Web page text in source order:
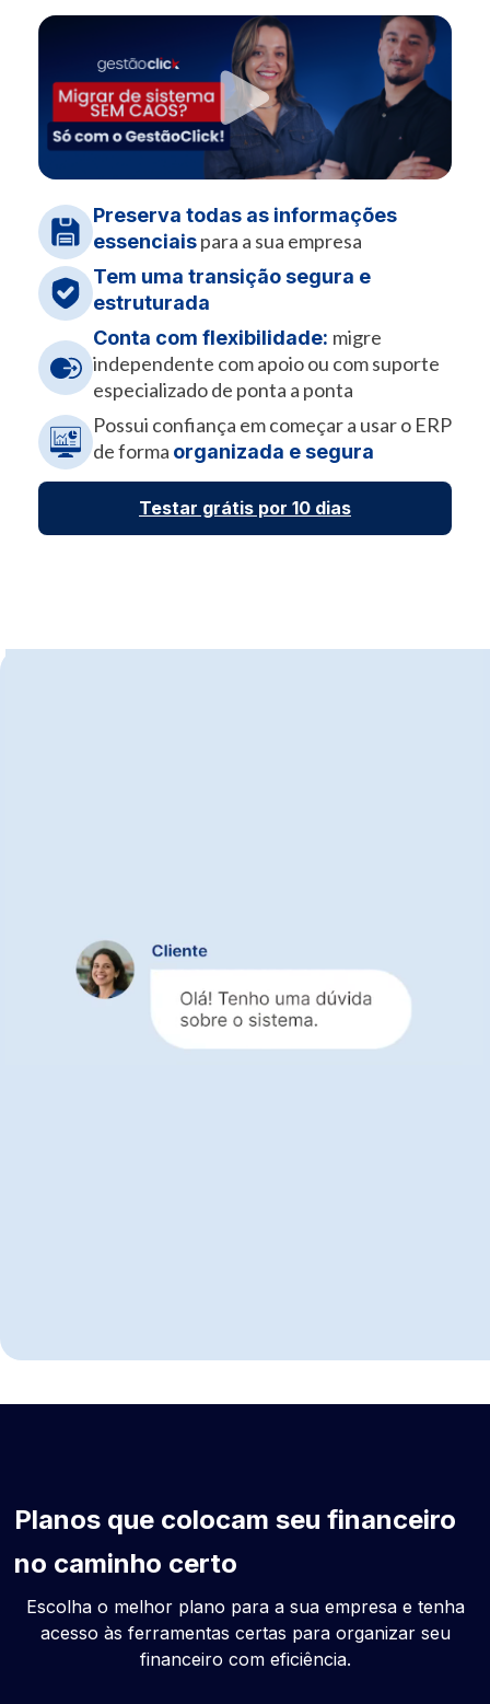
Conhecer funcionalidade
Preserva todas as informações
essenciaispara a sua empresa
Tem uma transição segura e
estruturada
Conta com flexibilidade: migre
independente com apoio ou com suporte
especializado de ponta a ponta
Possui confiança em começar a usar o ERP
de forma organizada e segura
Testar grátis por 10 dias
Atendimento humano:
que entendem sua rotina financeira
Respostas ágeis:mantenha o controle das
suas finanças sempre em dia
Suporte completo e gratuito:disponível em
Planos que colocam seu financeiro
no caminho certo
Escolha o melhor plano para a sua empresa e tenha
acesso às ferramentas certas para organizar seu
financeiro com eficiência.